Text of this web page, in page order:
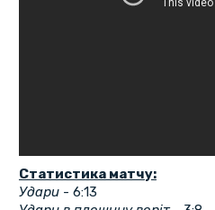
Статистика матчу:
Удари- 6:13